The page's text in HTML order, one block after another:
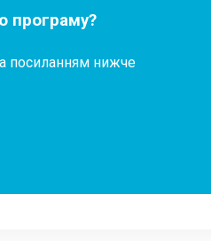
програму?
посиланням нижче